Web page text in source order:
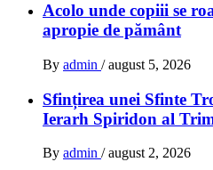
Acolo unde copiii se
apropie de pământ
By admin / august 5, 2026
Sfințirea unei Sfinte
Ierarh Spiridon al
By admin / august 2, 2026